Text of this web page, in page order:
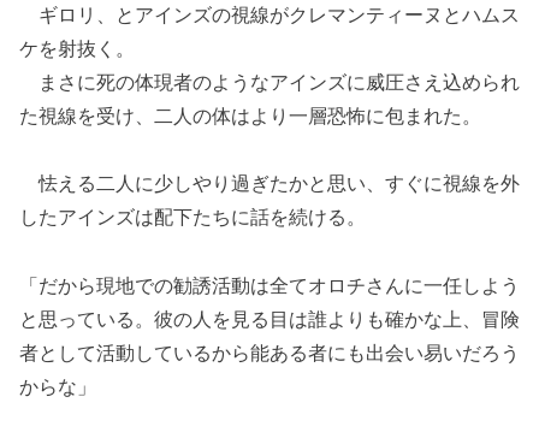
ギロリ、とアインズの視線がクレマンティーヌとハムス
ケを射抜く。
まさに死の体現者のようなアインズに威圧さえ込められ
た視線を受け、二人の体はより一層恐怖に包まれた。
怯える二人に少しやり過ぎたかと思い、すぐに視線を外
したアインズは配下たちに話を続ける。
「だから現地での勧誘活動は全てオロチさんに一任しよう
と思っている。彼の人を見る目は誰よりも確かな上、冒険
者として活動しているから能ある者にも出会い易いだろう
からな」